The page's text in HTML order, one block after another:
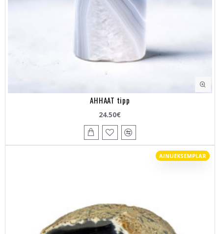
AHHAAT tipp
24.50€
AINUEKSEMPLAR